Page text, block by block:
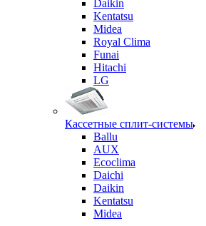
Daikin
Kentatsu
Midea
Royal Clima
Funai
Hitachi
LG
Кассетные сплит-системы
Ballu
AUX
Ecoclima
Daichi
Daikin
Kentatsu
Midea